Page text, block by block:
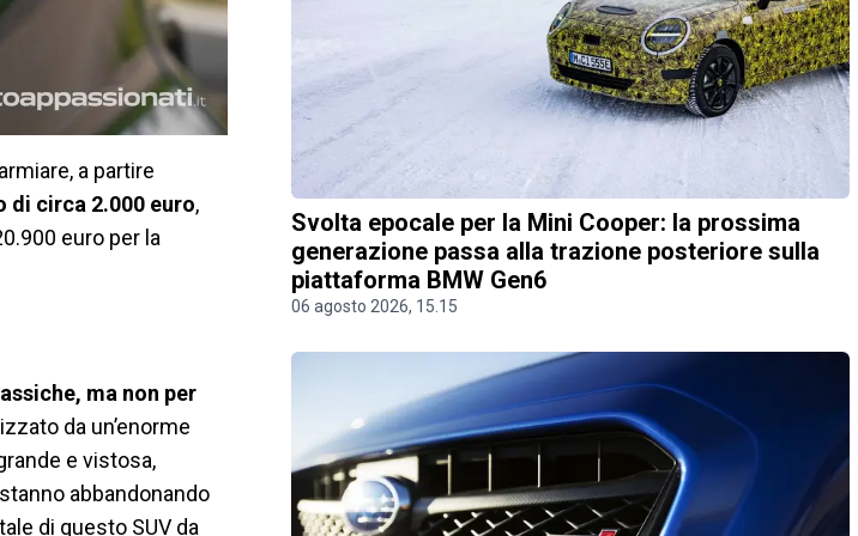
a partire
di circa 2.000 euro,
euro per la
ma non per
da un’enorme
e vistosa,
abbandonando
di questo SUV da
Svolta epocale per la Mini Cooper: la prossima
generazione passa alla trazione posteriore sulla
piattaforma BMW Gen6
06 agosto 2026, 15.15